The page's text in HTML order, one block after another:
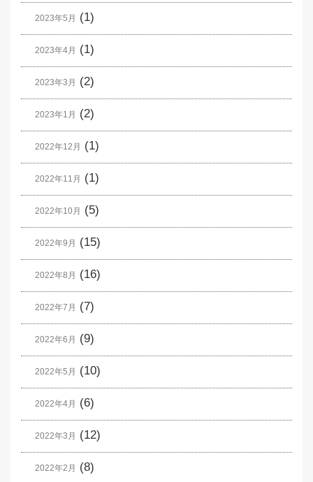
2023年5月 (1)
2023年4月 (1)
2023年3月 (2)
2023年1月 (2)
2022年12月 (1)
2022年11月 (1)
2022年10月 (5)
2022年9月 (15)
2022年8月 (16)
2022年7月 (7)
2022年6月 (9)
2022年5月 (10)
2022年4月 (6)
2022年3月 (12)
2022年2月 (8)